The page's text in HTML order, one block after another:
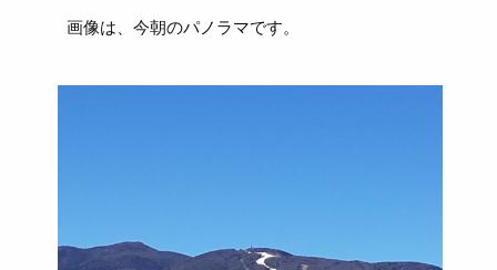
画像は、今朝のパノラマです。